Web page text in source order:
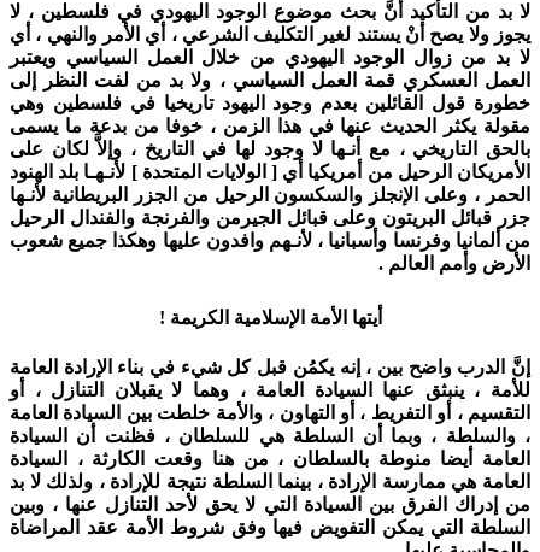
لا بد من التأكيد أنَّ بحث موضوع الوجود اليهودي في فلسطين ، لا
يجوز ولا يصح أنْ يستند لغير التكليف الشرعي ، أي الأمر والنهي ، أي
لا بد من زوال الوجود اليهودي من خلال العمل السياسي ويعتبر
العمل العسكري قمة العمل السياسي ، ولا بد من لفت النظر إلى
خطورة قول القائلين بعدم وجود اليهود تاريخيا في فلسطين وهي
مقولة يكثر الحديث عنها في هذا الزمن ، خوفا من بدعة ما يسمى
بالحق التاريخي ، مع أنـها لا وجود لها في التاريخ ، وإلاَّ لكان على
الأمريكان الرحيل من أمريكيا أي [ الولايات المتحدة ] لأنـهـا بلد الهنود
الحمر ، وعلى الإنجلز والسكسون الرحيل من الجزر البريطانية لأنـها
جزر قبائل البريتون وعلى قبائل الجيرمن والفرنجة والفندال الرحيل
من ألمانيا وفرنسا وأسبانيا ، لأنـهم وافدون عليها وهكذا جميع شعوب
الأرض وأمم العالم .
أيتها الأمة الإسلامية الكريمة !
إنَّ الدرب واضح بين ، إنه يكمُن قبل كل شيء في بناء الإرادة العامة
للأمة ، ينبثق عنها السيادة العامة ، وهما لا يقبلان التنازل ، أو
التقسيم ، أو التفريط ، أو التهاون ، والأمة خلطت بين السيادة العامة
، والسلطة ، وبما أن السلطة هي للسلطان ، فظنت أن السيادة
العامة أيضا منوطة بالسلطان ، من هنا وقعت الكارثة ، السيادة
العامة هي ممارسة الإرادة ، بينما السلطة نتيجة للإرادة ، ولذلك لا بد
من إدراك الفرق بين السيادة التي لا يحق لأحد التنازل عنها ، وبين
السلطة التي يمكن التفويض فيها وفق شروط الأمة عقد المراضاة